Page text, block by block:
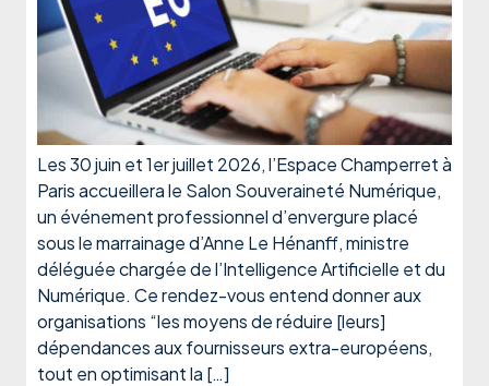
Les 30 juin et 1er juillet 2026, l’Espace Champerret à
Paris accueillera le Salon Souveraineté Numérique,
un événement professionnel d’envergure placé
sous le marrainage d’Anne Le Hénanff, ministre
déléguée chargée de l’Intelligence Artificielle et du
Numérique. Ce rendez-vous entend donner aux
organisations “les moyens de réduire [leurs]
dépendances aux fournisseurs extra-européens,
tout en optimisant la […]